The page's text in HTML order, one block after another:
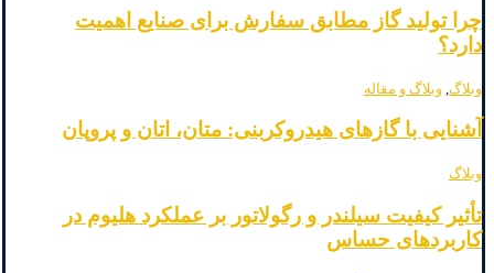
چرا تولید گاز مطابق سفارش برای صنایع اهمیت
دارد؟
وبلاگ وبلاگ و مقاله
آشنایی با گازهای هیدروکربنی: متان، اتان و پروپان
وبلاگ
تأثیر کیفیت سیلندر و رگولاتور بر عملکرد هلیوم در
کاربردهای حساس